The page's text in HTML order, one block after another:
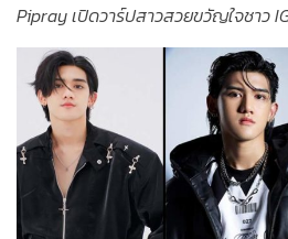
Pipray เปิดวาร์ปสาวสวยขวัญใจชาว IG